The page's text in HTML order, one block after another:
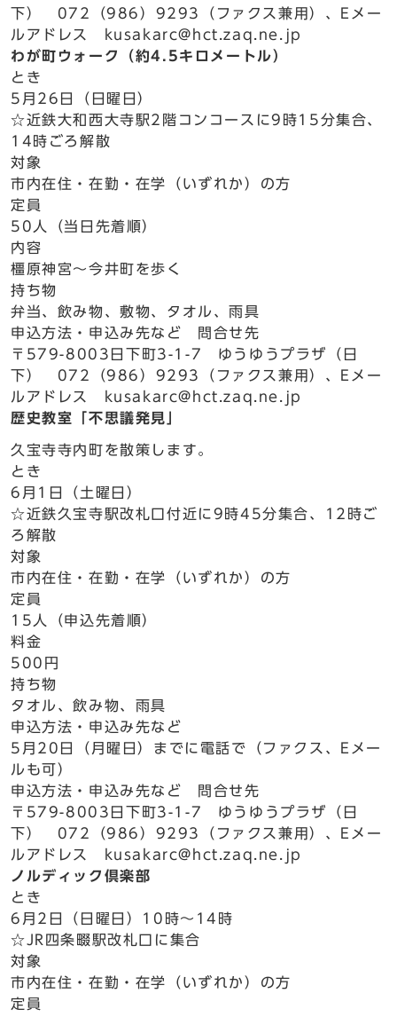
下） 072（986）9293（ファクス兼用）、Eメー
ルアドレス kusakarc@hct.zaq.ne.jp
わが町ウォーク（約4.5キロメートル）
とき
5月26日（日曜日）
☆近鉄大和西大寺駅2階コンコースに9時15分集合、
14時ごろ解散
対象
市内在住・在勤・在学（いずれか）の方
定員
50人（当日先着順）
内容
橿原神宮～今井町を歩く
持ち物
弁当、飲み物、敷物、タオル、雨具
申込方法・申込み先など 問合せ先
〒579-8003日下町3-1-7 ゆうゆうプラザ（日
下） 072（986）9293（ファクス兼用）、Eメー
ルアドレス kusakarc@hct.zaq.ne.jp
歴史教室「不思議発見」
久宝寺寺内町を散策します。
とき
6月1日（土曜日）
☆近鉄久宝寺駅改札口付近に9時45分集合、12時ご
ろ解散
対象
市内在住・在勤・在学（いずれか）の方
定員
15人（申込先着順）
料金
500円
持ち物
タオル、飲み物、雨具
申込方法・申込み先など
5月20日（月曜日）までに電話で（ファクス、Eメー
ルも可）
申込方法・申込み先など 問合せ先
〒579-8003日下町3-1-7 ゆうゆうプラザ（日
下） 072（986）9293（ファクス兼用）、Eメー
ルアドレス kusakarc@hct.zaq.ne.jp
ノルディック倶楽部
とき
6月2日（日曜日）10時～14時
☆JR四条畷駅改札口に集合
対象
市内在住・在勤・在学（いずれか）の方
定員